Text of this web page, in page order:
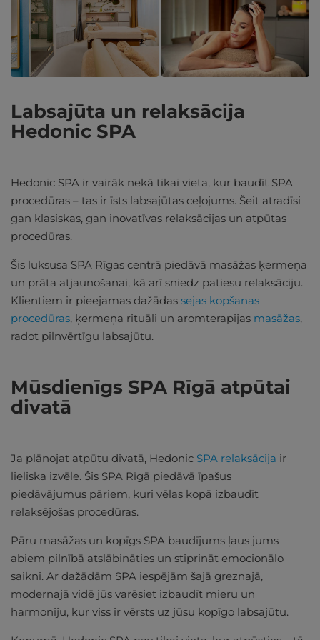
Labsajūta un relaksācija
Hedonic SPA
Hedonic SPA ir vairāk nekā tikai vieta, kur baudīt SPA
procedūras – tas ir īsts labsajūtas ceļojums. Šeit atradīsi
gan klasiskas, gan inovatīvas relaksācijas un atpūtas
procedūras.
Šis luksusa SPA Rīgas centrā piedāvā masāžas ķermeņa
un prāta atjaunošanai, kā arī sniedz patiesu relaksāciju.
Klientiem ir pieejamas dažādas sejas kopšanas
procedūras, ķermeņa rituāli un aromterapijas masāžas,
radot pilnvērtīgu labsajūtu.
Mūsdienīgs SPA Rīgā atpūtai
divatā
Ja plānojat atpūtu divatā, Hedonic SPA relaksācija ir
lieliska izvēle. Šis SPA Rīgā piedāvā īpašus
piedāvājumus pāriem, kuri vēlas kopā izbaudīt
relaksējošas procedūras.
Pāru masāžas un kopīgs SPA baudījums ļaus jums
abiem pilnībā atslābināties un stiprināt emocionālo
saikni. Ar dažādām SPA iespējām šajā greznajā,
modernajā vidē jūs varēsiet izbaudīt mieru un
harmoniju, kur viss ir vērsts uz jūsu kopīgo labsajūtu.